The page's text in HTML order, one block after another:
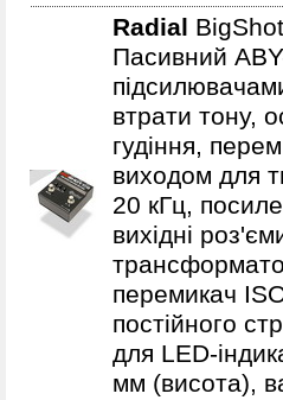
Radial
Пасивний
втрати тону,
гудіння,
виходом для
20 кГц,
вихідні
перемикач
постійного
для LED-
мм (висота),